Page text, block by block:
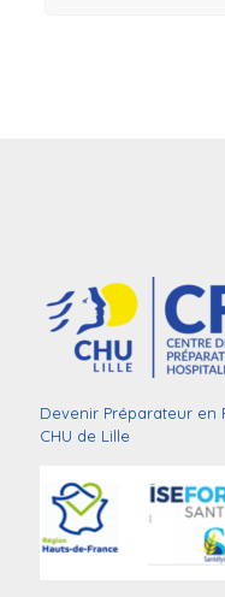
Devenir Préparateur en
CHU de Lille